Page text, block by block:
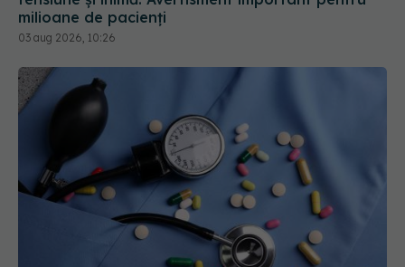
milioane de pacienți
03 aug 2026, 10:26